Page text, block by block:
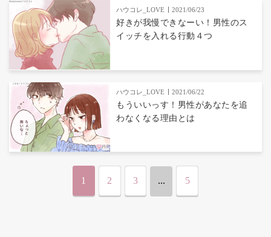
ハウコレ_LOVE 2021/06/23
好きが我慢できなーい！男性のス
イッチを入れる行動４つ
ハウコレ_LOVE 2021/06/22
もういいっす！男性があなたを追
わなくなる理由とは
1 2 3 ... 5